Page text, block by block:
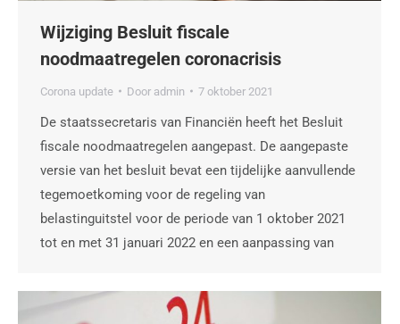
Wijziging Besluit fiscale
noodmaatregelen coronacrisis
Corona update Door admin 7 oktober 2021
De staatssecretaris van Financiën heeft het Besluit
fiscale noodmaatregelen aangepast. De aangepaste
versie van het besluit bevat een tijdelijke aanvullende
tegemoetkoming voor de regeling van
belastinguitstel voor de periode van 1 oktober 2021
tot en met 31 januari 2022 en een aanpassing van